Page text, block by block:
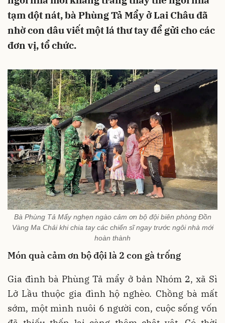
tạm dột nát, bà Phùng Tả Mẩy ở Lai Châu đã
nhờ con dâu viết một lá thư tay để gửi cho các
đơn vị, tổ chức.
Bà Phùng Tả Mẩy nghẹn ngào cảm ơn bộ đội biên phòng Đồn
Vàng Ma Chải khi chia tay các chiến sĩ ngay trước ngôi nhà mới
hoàn thành
Món quà cảm ơn bộ đội là 2 con gà trống
Gia đình bà Phùng Tả mẩy ở bản Nhóm 2, xã Sì
Lở Lầu thuộc gia đình hộ nghèo. Chồng bà mất
sớm, một mình nuôi 6 người con, cuộc sống vốn